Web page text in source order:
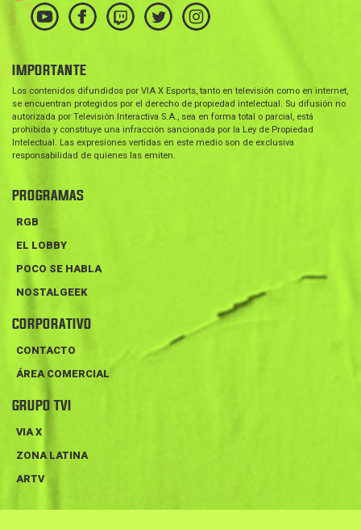
IMPORTANTE
Los contenidos difundidos por VIA X Esports, tanto en televisión como en internet,
se encuentran protegidos por el derecho de propiedad intelectual. Su difusión no
autorizada por Televisión Interactiva S.A., sea en forma total o parcial, está
prohibida y constituye una infracción sancionada por la Ley de Propiedad
Intelectual. Las expresiones vertidas en este medio son de exclusiva
responsabilidad de quienes las emiten.
PROGRAMAS
RGB
EL LOBBY
POCO SE HABLA
NOSTALGEEK
CORPORATIVO
CONTACTO
ÁREA COMERCIAL
GRUPO TVI
VIA X
ZONA LATINA
ARTV